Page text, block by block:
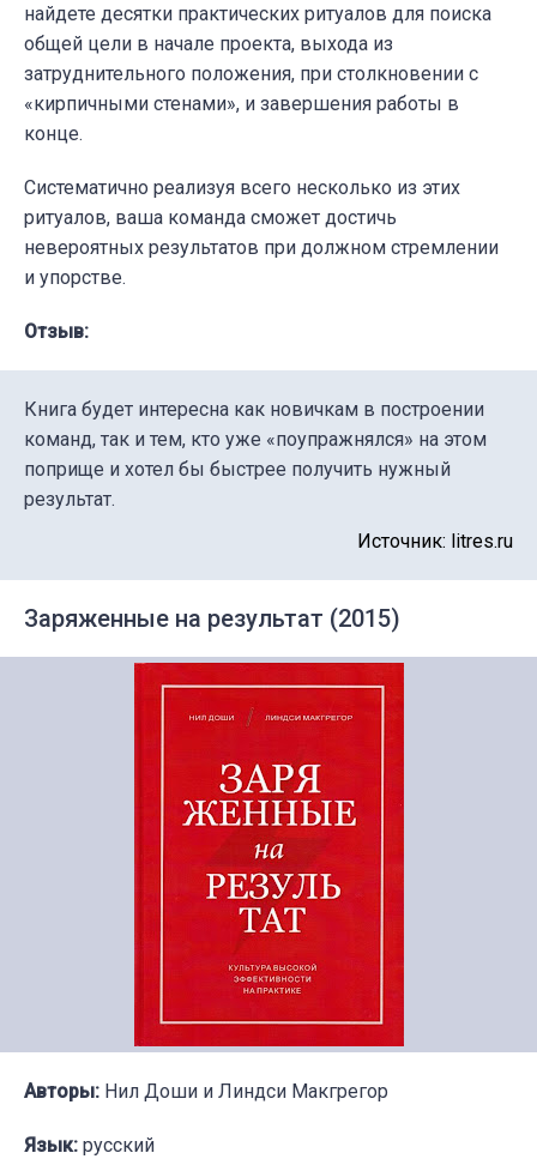
найдете десятки практических ритуалов для поиска
общей цели в начале проекта, выхода из
затруднительного положения, при столкновении с
«кирпичными стенами», и завершения работы в
конце.
Систематично реализуя всего несколько из этих
ритуалов, ваша команда сможет достичь
невероятных результатов при должном стремлении
и упорстве.
Отзыв:
Книга будет интересна как новичкам в построении
команд, так и тем, кто уже «поупражнялся» на этом
поприще и хотел бы быстрее получить нужный
результат.
Источник: litres.ru
Заряженные на результат (2015)
Авторы: Нил Доши и Линдси Макгрегор
Язык: русский